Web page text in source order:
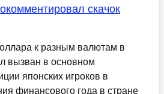
скачок
к разным валютам в
вызван в основном
японских игроков в
финансового года в стране